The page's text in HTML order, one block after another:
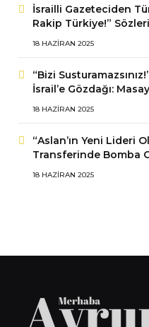
İsrailli Gazeteciden
Rakip Türkiye!” Sözleri
18 HAZIRAN 2025
“Bizi
İsrail’e Gözdağı:
18 HAZIRAN 2025
“Aslan’ın Yeni Lideri
Transferinde Bomba
18 HAZIRAN 2025